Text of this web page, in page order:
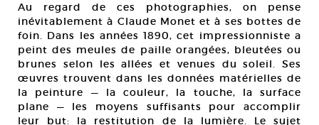
Au regard de ces photographies, on pense
inévitablement à Claude Monet et à ses bottes de
foin. Dans les années 1890, cet impressionniste a
peint des meules de paille orangées, bleutées ou
brunes selon les allées et venues du soleil. Ses
œuvres trouvent dans les données matérielles de
la peinture ­— la couleur, la touche, la surface
plane — les moyens suffisants pour accomplir
leur but: la restitution de la lumière. Le sujet